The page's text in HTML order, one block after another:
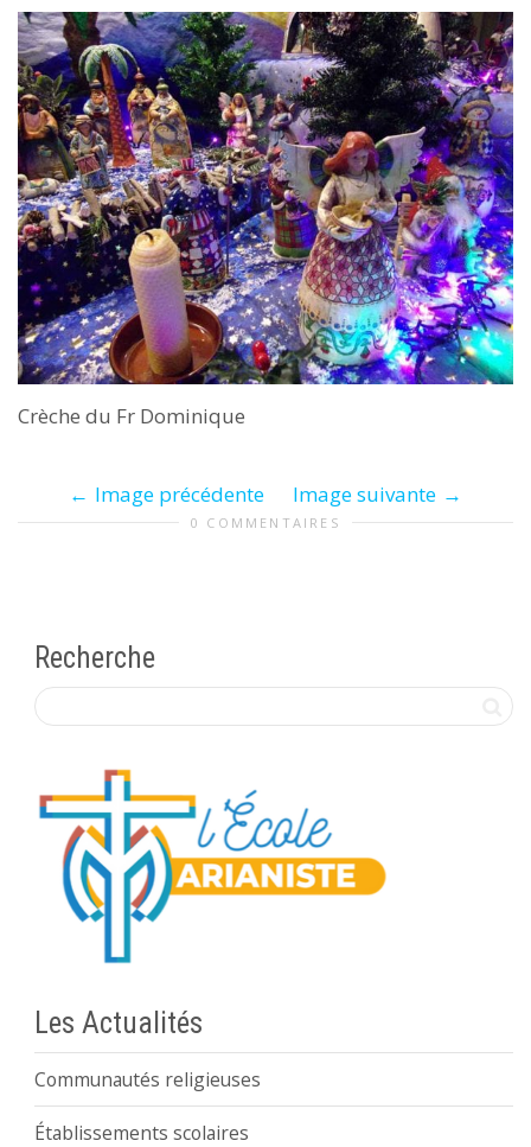
Crèche du Fr Dominique
Image précédente Image suivante
0 COMMENTAIRES
Recherche
Les Actualités
Communautés religieuses
Établissements scolaires